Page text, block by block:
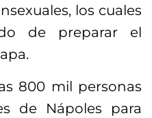
los cuales
de preparar el
800 mil personas
de Nápoles para